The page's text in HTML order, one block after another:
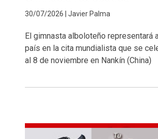
30/07/2026 | Javier Palma
El gimnasta alboloteño representará
país en la cita mundialista que se
al 8 de noviembre en Nankín (China)